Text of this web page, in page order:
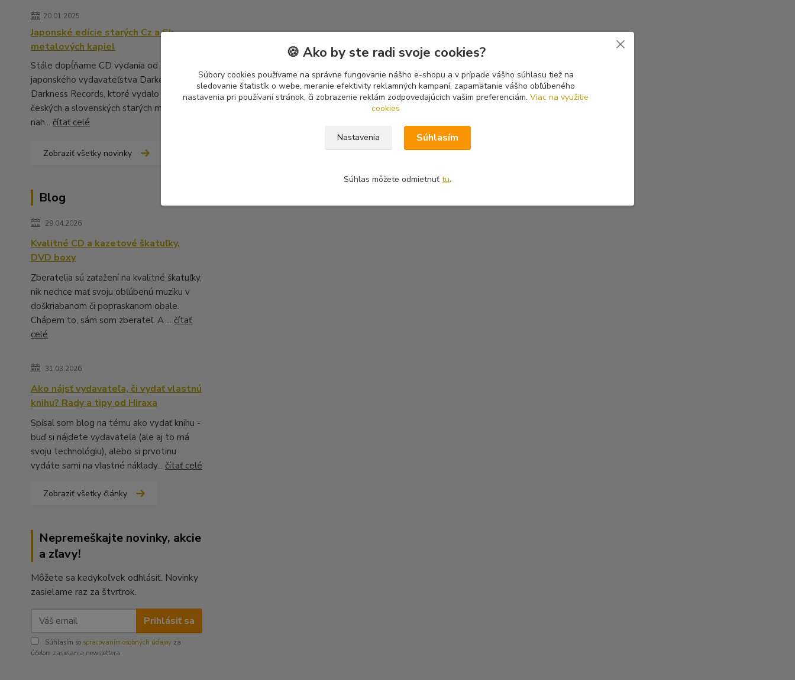
20.01.2025
Japonské edície starých Cz a Sk
metalových kapiel
Stále dopĺňame CD vydania od
japonského vydavateľstva Darker Than
Darkness Records, ktoré vydalo množstvo
českých a slovenských starých metalových
nah... čítať celé
Zobraziť všetky novinky
Blog
29.04.2026
Kvalitné CD a kazetové škatuľky,
DVD boxy
Zberatelia sú zaťažení na kvalitné škatuľky,
nik nechce mať svoju obľúbenú muziku v
doškriabanom či popraskanom obale.
Chápem to, sám som zberateľ. A ... čítať
celé
31.03.2026
Ako nájsť vydavateľa, či vydať vlastnú
knihu? Rady a tipy od Hiraxa
Spísal som blog na tému ako vydať knihu -
buď si nájdete vydavateľa (ale aj to má
svoju technológiu), alebo si prvotinu
vydáte sami na vlastné náklady... čítať celé
Zobraziť všetky články
Nepremeškajte novinky, akcie
a zľavy!
Môžete sa kedykoľvek odhlásiť. Novinky
zasielame raz za štvrťrok.
Prihlásiť sa
Súhlasím so spracovaním osobných údajov za
účelom zasielania newslettera.
🍪 Ako by ste radi svoje cookies?
Súbory cookies používame na správne fungovanie nášho e-shopu a v prípade vášho súhlasu tiež na
sledovanie štatistík o webe, meranie efektivity reklamných kampaní, zapamätanie vášho obľúbeného
nastavenia pri používaní stránok, či zobrazenie reklám zodpovedajúcich vašim preferenciám. Viac na využitie
cookies
Nastavenia Súhlasím
Súhlas môžete odmietnuť tu.